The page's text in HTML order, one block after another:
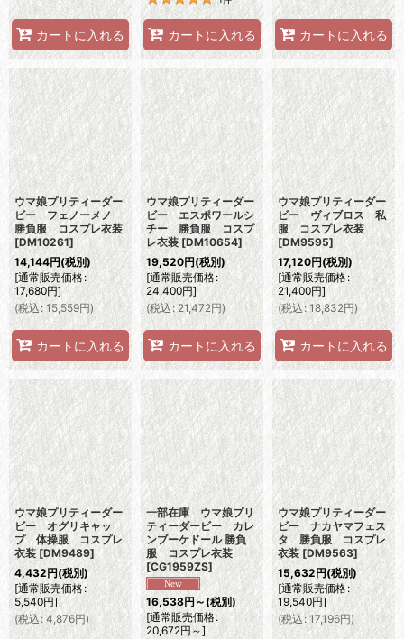
カートに入れる カートに入れる カートに入れる
ウマ娘プリティーダー
ビー フェノーメノ
勝負服 コスプレ衣装
[DM10261]
14,144円(税別)
[通常販売価格:
17,680円]
(税込: 15,559円)
カートに入れる
ウマ娘プリティーダー
ビー エスポワールシ
チー 勝負服 コスプ
レ衣装 [DM10654]
19,520円(税別)
[通常販売価格:
24,400円]
(税込: 21,472円)
カートに入れる
ウマ娘プリティーダー
ビー ヴィブロス 私
服 コスプレ衣装
[DM9595]
17,120円(税別)
[通常販売価格:
21,400円]
(税込: 18,832円)
カートに入れる
ウマ娘プリティーダー
ビー オグリキャッ
プ 体操服 コスプレ
衣装 [DM9489]
4,432円(税別)
[通常販売価格:
5,540円]
(税込: 4,876円)
一部在庫 ウマ娘プリ
ティーダービー カレ
ンブーケドール 勝負
服 コスプレ衣装
[CG1959ZS]
16,538円～ (税別)
[通常販売価格:
20,672円～]
ウマ娘プリティーダー
ビー ナカヤマフェス
タ 勝負服 コスプレ
衣装 [DM9563]
15,632円(税別)
[通常販売価格:
19,540円]
(税込: 17,196円)